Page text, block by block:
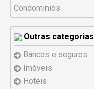
Condominios
Outras categorias
Bancos e seguros
Imóveis
Hotéis